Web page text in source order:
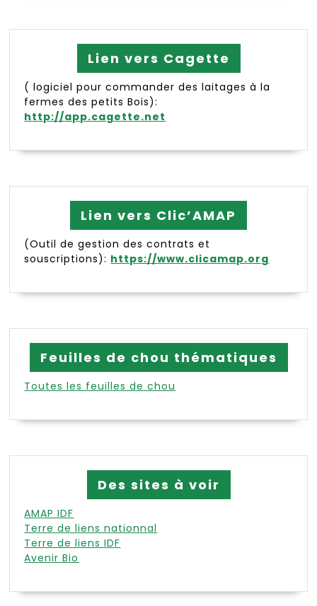
Lien vers Cagette
( logiciel pour commander des laitages à la
fermes des petits Bois):
http://app.cagette.net
Lien vers Clic’AMAP
(Outil de gestion des contrats et
souscriptions): https://www.clicamap.org
Feuilles de chou thématiques
Toutes les feuilles de chou
Des sites à voir
AMAP IDF
Terre de liens nationnal
Terre de liens IDF
Avenir Bio